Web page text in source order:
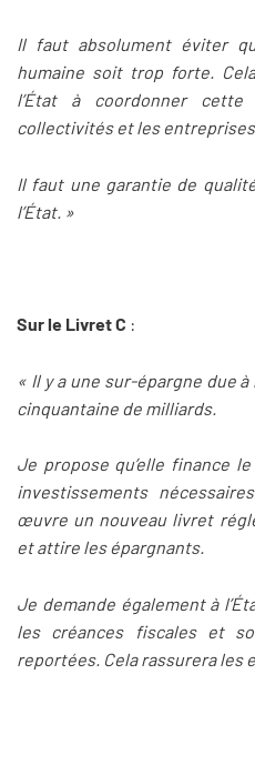
Il faut absolument éviter
humaine soit trop forte.
l’État à coordonner
collectivités et les
Il faut une garantie de
l’État. »
Sur le Livret C :
« Il y a une sur-épargne due
cinquantaine de milliards.
Je propose qu’elle finance
investissements
œuvre un nouveau livret
et attire les épargnants.
Je demande également à
les créances fiscales et
reportées. Cela rassurera les